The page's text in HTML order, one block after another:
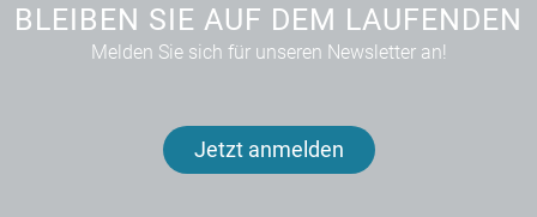
BLEIBEN SIE AUF DEM LAUFENDEN
Melden Sie sich für unseren Newsletter an!
Jetzt anmelden